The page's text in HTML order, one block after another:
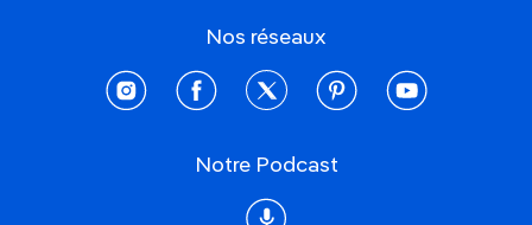
Nos réseaux
instagramfacebooktwitter pinterestyoutube
Notre Podcast
Podcast